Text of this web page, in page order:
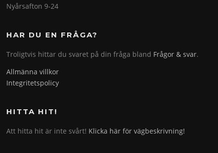
Nyårsafton 9-24
HAR DU EN FRÅGA?
Troligtvis hittar du svaret på din fråga bland Frågor & svar.
Allmänna villkor
Integritetspolicy
HITTA HIT!
Att hitta hit är inte svårt! Klicka här för vägbeskrivning!